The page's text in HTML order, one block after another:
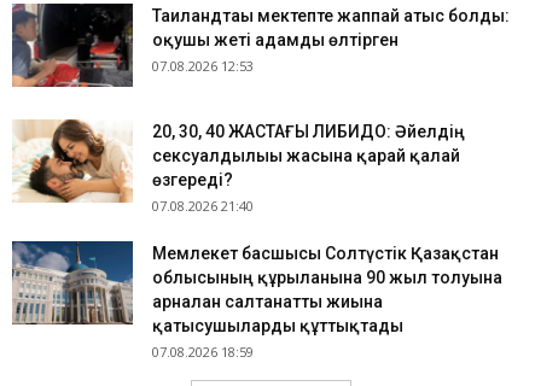
Таиландтағы мектепте жаппай атыс болды:
оқушы жеті адамды өлтірген
07.08.2026 12:53
​20, 30, 40 ЖАСТАҒЫ ЛИБИДО: Әйелдің
сексуалдылығы жасына қарай қалай
өзгереді?
07.08.2026 21:40
Мемлекет басшысы Солтүстік Қазақстан
облысының құрылғанына 90 жыл толуына
арналған салтанатты жиынға
қатысушыларды құттықтады
07.08.2026 18:59